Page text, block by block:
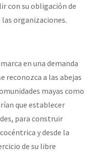
con su obligación de
organizaciones.
en una demanda
reconozca a las abejas
mayas como
que establecer
para construir
y desde la
de su libre